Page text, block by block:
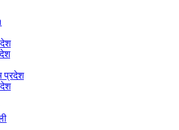
प्रदेश